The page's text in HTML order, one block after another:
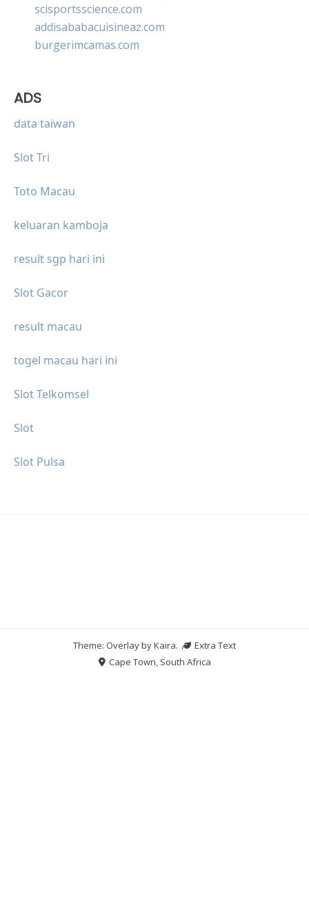
scisportsscience.com
addisababacuisineaz.com
burgerimcamas.com
ADS
data taiwan
Slot Tri
Toto Macau
keluaran kamboja
result sgp hari ini
Slot Gacor
result macau
togel macau hari ini
Slot Telkomsel
Slot
Slot Pulsa
Theme: Overlay byKaira.
Extra Text
Cape Town, South Africa